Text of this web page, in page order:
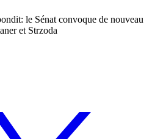
le Sénat convoque de nouveau
et Strzoda